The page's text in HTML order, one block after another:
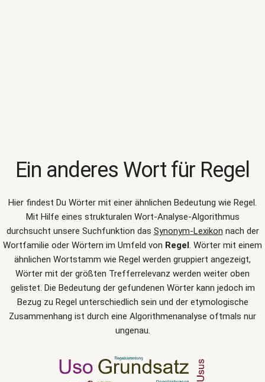
Ein anderes Wort für Regel
Hier findest Du Wörter mit einer ähnlichen Bedeutung wie Regel.
Mit Hilfe eines strukturalen Wort-Analyse-Algorithmus
durchsucht unsere Suchfunktion das Synonym-Lexikon nach der
Wortfamilie oder Wörtern im Umfeld von Regel. Wörter mit einem
ähnlichen Wortstamm wie Regel werden gruppiert angezeigt,
Wörter mit der größten Trefferrelevanz werden weiter oben
gelistet. Die Bedeutung der gefundenen Wörter kann jedoch im
Bezug zu Regel unterschiedlich sein und der etymologische
Zusammenhang ist durch eine Algorithmenanalyse oftmals nur
ungenau.